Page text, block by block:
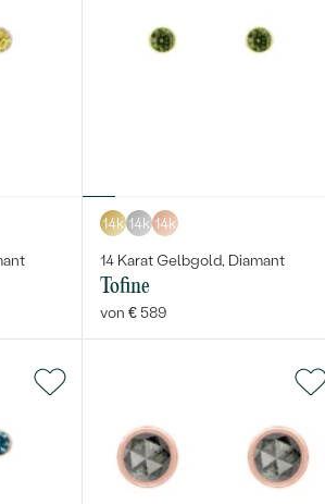
14k 14k 14k
14 Karat Gelbgold, Diamant
Tofine
von € 589